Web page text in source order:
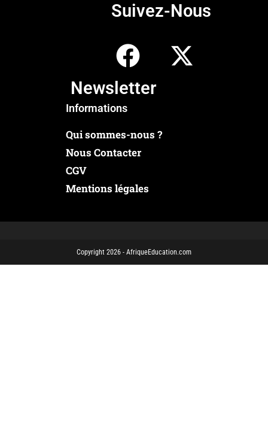
Suivez-Nous
Newsletter
Informations
Qui sommes-nous ?
Nous Contacter
CGV
Mentions légales
Copyright 2026 - AfriqueEducation.com